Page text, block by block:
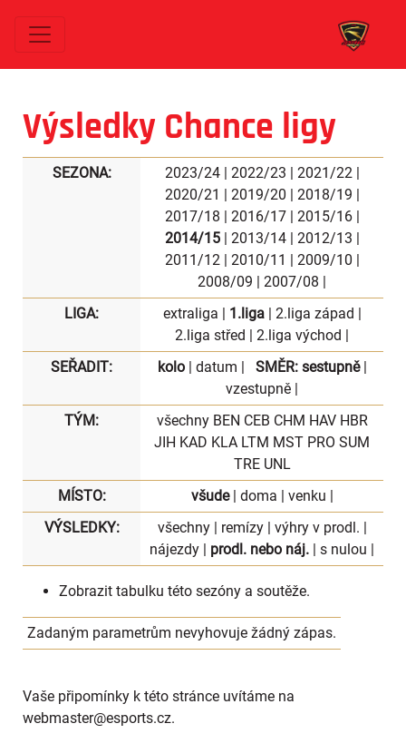
Výsledky Chance ligy
SEZONA: 2023/24| 2022/23 | 2021/22|
2020/21 | 2019/20 | 2018/19 |
2017/18 | 2016/17| 2015/16|
2014/15| 2013/14| 2012/13 |
2011/12| 2010/11 | 2009/10 |
2008/09 | 2007/08 |
LIGA:
extraliga | 1.liga| 2.liga západ |
2.liga střed | 2.liga východ |
SEŘADIT:
kolo| datum | SMĚR: sestupně|
vzestupně |
TÝM:
všechny BEN CEB CHM HAV HBR
JIH KAD KLA LTM MST PRO SUM
TRE UNL
MÍSTO:
všude| doma | venku |
VÝSLEDKY:
všechny| remízy| výhry v prodl. |
nájezdy | prodl. nebo náj. | s nulou |
Zobrazit tabulku této sezóny a soutěže.
Zadaným parametrům nevyhovuje žádný zápas.
Vaše připomínky k této stránce uvítáme na
webmaster@esports.cz.